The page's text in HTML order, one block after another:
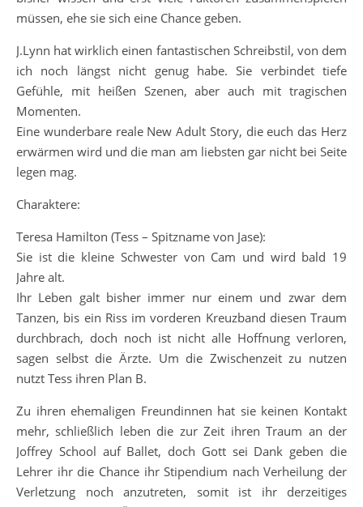
müssen, ehe sie sich eine Chance geben.
J.Lynn hat wirklich einen fantastischen Schreibstil, von dem
ich noch längst nicht genug habe. Sie verbindet tiefe
Gefühle, mit heißen Szenen, aber auch mit tragischen
Momenten.
Eine wunderbare reale New Adult Story, die euch das Herz
erwärmen wird und die man am liebsten gar nicht bei Seite
legen mag.
Charaktere:
Teresa Hamilton (Tess – Spitzname von Jase):
Sie ist die kleine Schwester von Cam und wird bald 19
Jahre alt.
Ihr Leben galt bisher immer nur einem und zwar dem
Tanzen, bis ein Riss im vorderen Kreuzband diesen Traum
durchbrach, doch noch ist nicht alle Hoffnung verloren,
sagen selbst die Ärzte. Um die Zwischenzeit zu nutzen
nutzt Tess ihren Plan B.
Zu ihren ehemaligen Freundinnen hat sie keinen Kontakt
mehr, schließlich leben die zur Zeit ihren Traum an der
Joffrey School auf Ballet, doch Gott sei Dank geben die
Lehrer ihr die Chance ihr Stipendium nach Verheilung der
Verletzung noch anzutreten, somit ist ihr derzeitiges